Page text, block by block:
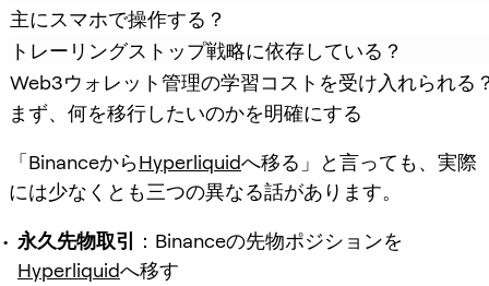
主にスマホで操作する？
トレーリングストップ戦略に依存している？
Web3ウォレット管理の学習コストを受け入れられる
まず、何を移行したいのかを明確にする
「BinanceからHyperliquidへ移る」と言っても、実際
には少なくとも三つの異なる話があります。
永久先物取引 ：Binanceの先物ポジションを
Hyperliquidへ移す